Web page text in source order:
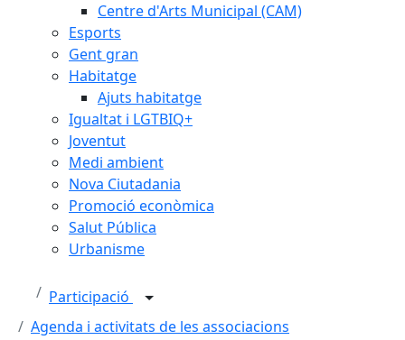
Centre d'Arts Municipal (CAM)
Esports
Gent gran
Habitatge
Ajuts habitatge
Igualtat i LGTBIQ+
Joventut
Medi ambient
Nova Ciutadania
Promoció econòmica
Salut Pública
Urbanisme
Participació
Agenda i activitats de les associacions